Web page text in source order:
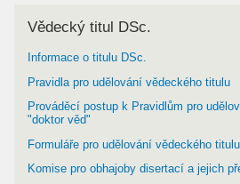
Vědecký titul DSc.
Informace o titulu DSc.
Pravidla pro udělování vědeckého titulu
Prováděcí postup k Pravidlům pro
"doktor věd"
Formuláře pro udělování vědeckého
Komise pro obhajoby disertací a jejich